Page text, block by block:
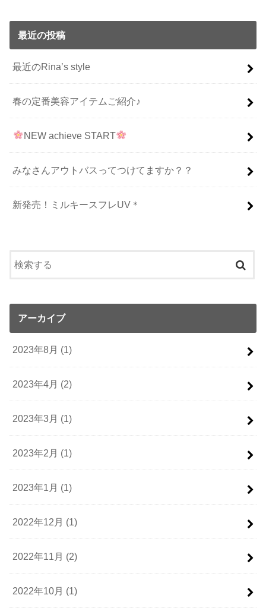
最近の投稿
最近のRina’s style
春の定番美容アイテムご紹介♪
NEW achieve START
みなさんアウトバスってつけてますか？？
新発売！ミルキースフレUV＊
アーカイブ
2023年8月 (1)
2023年4月 (2)
2023年3月 (1)
2023年2月 (1)
2023年1月 (1)
2022年12月 (1)
2022年11月 (2)
2022年10月 (1)